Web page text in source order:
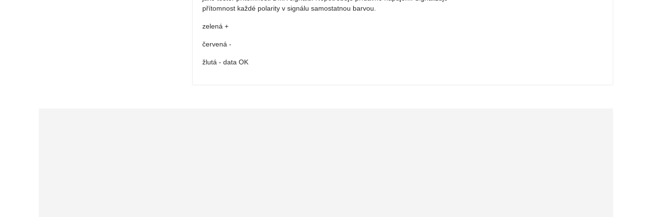
přítomnost každé polarity v signálu samostatnou barvou.
zelená +
červená -
žlutá - data OK